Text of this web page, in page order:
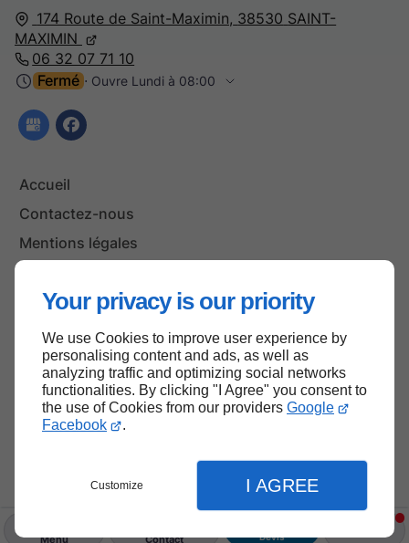
Your privacy is our priority
We use Cookies to improve user experience by
personalising content and ads, as well as
analyzing traffic and optimizing social networks
functionalities. By clicking "I Agree" you consent to
the use of Cookies from our providers Google
Facebook
.
Customize I AGREE
Menu Contact Devis
174 Route de Saint-Maximin, 38530 SAINT-
MAXIMIN
06 32 07 71 10
Fermé ⋅ Ouvre Lundi à 08:00
Accueil
Contactez-nous
Mentions légales
Haut de page